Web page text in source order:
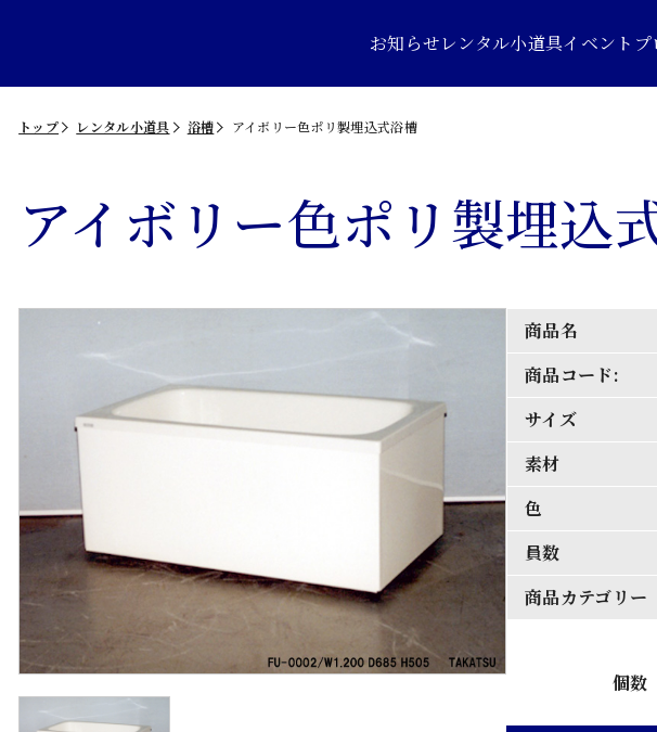
お知らせレンタル小道具イベントプ
トップ レンタル小道具 浴槽 アイボリー色ポリ製埋込式浴槽
アイボリー色ポリ製埋込
商品名
商品コード:
サイズ
素材
色
員数
商品カテゴリー
個数